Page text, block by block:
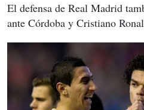
El defensa de Real Madrid
ante Córdoba y Cristiano